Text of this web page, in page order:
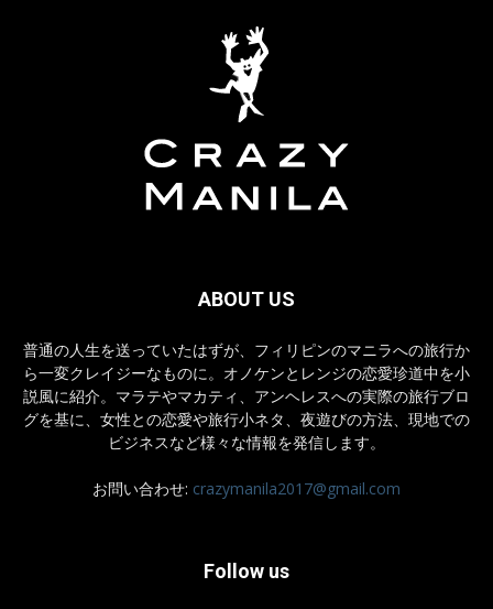
ABOUT US
普通の人生を送っていたはずが、フィリピンのマニラへの旅行か
ら一変クレイジーなものに。オノケンとレンジの恋愛珍道中を小
説風に紹介。マラテやマカティ、アンヘレスへの実際の旅行ブロ
グを基に、女性との恋愛や旅行小ネタ、夜遊びの方法、現地での
ビジネスなど様々な情報を発信します。
お問い合わせ: crazymanila2017@gmail.com
Follow us